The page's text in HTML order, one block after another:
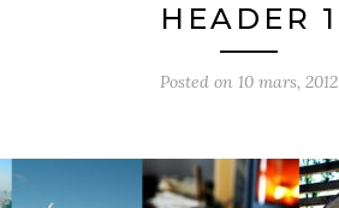
HEADER 1
Posted on 10 mars, 2012